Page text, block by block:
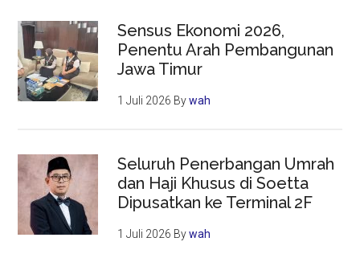
Sensus Ekonomi 2026,
Penentu Arah Pembangunan
Jawa Timur
1 Juli 2026 Bywah
Seluruh Penerbangan Umrah
dan Haji Khusus di Soetta
Dipusatkan ke Terminal 2F
1 Juli 2026 Bywah